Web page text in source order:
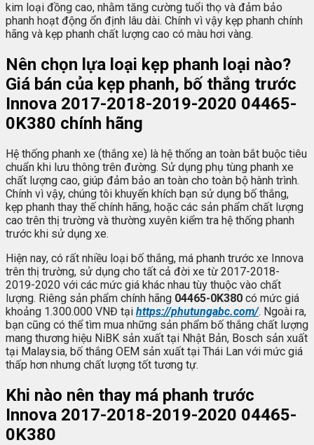
kim loại đồng cao, nhằm tăng cường tuổi thọ và đảm bảo
phanh hoạt động ổn định lâu dài. Chính vì vậy kẹp phanh chính
hãng và kẹp phanh chất lượng cao có màu hơi vàng.
Nên chọn lựa loại kẹp phanh loại nào?
Giá bán của kẹp phanh, bố thắng trước
Innova 2017-2018-2019-2020 04465-
0K380 chính hãng
Hệ thống phanh xe (thắng xe) là hệ thống an toàn bắt buộc tiêu
chuẩn khi lưu thông trên đường. Sử dụng phụ tùng phanh xe
chất lượng cao, giúp đảm bảo an toàn cho toàn bộ hành trình.
Chính vì vậy, chúng tôi khuyến khích bạn sử dụng bố thắng,
kẹp phanh thay thế chính hãng, hoặc các sản phẩm chất lượng
cao trên thị trường và thường xuyên kiểm tra hệ thống phanh
trước khi sử dụng xe.
Hiện nay, có rất nhiều loại bố thắng, má phanh trước xe Innova
trên thị trường, sử dụng cho tất cả đời xe từ 2017-2018-
2019-2020 với các mức giá khác nhau tùy thuộc vào chất
lượng. Riêng sản phẩm chính hãng 04465-0K380 có mức giá
khoảng 1.300.000 VNĐ tại https://phutungabc.com/. Ngoài ra,
bạn cũng có thể tìm mua những sản phẩm bố thắng chất lượng
mang thương hiệu NiBK sản xuất tại Nhật Bản, Bosch sản xuất
tại Malaysia, bố thắng OEM sản xuất tại Thái Lan với mức giá
thấp hơn nhưng chất lượng tốt tương tự.
Khi nào nên thay má phanh trước
Innova 2017-2018-2019-2020 04465-
0K380